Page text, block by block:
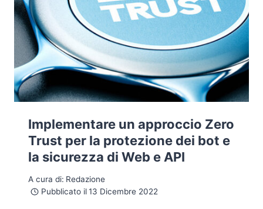
Implementare un approccio Zero
Trust per la protezione dei bot e
la sicurezza di Web e API
A cura di: Redazione
Pubblicato il 13 Dicembre 2022